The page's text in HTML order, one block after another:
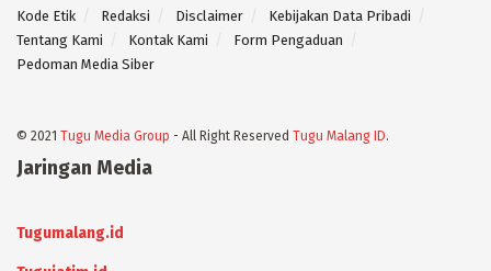
Kode Etik Redaksi Disclaimer
Kebijakan Data Pribadi
Tentang Kami
Kontak Kami
Form Pengaduan
Pedoman Media Siber
© 2021 Tugu Media Group - All Right Reserved Tugu Malang ID.
Jaringan Media
Tugumalang.id